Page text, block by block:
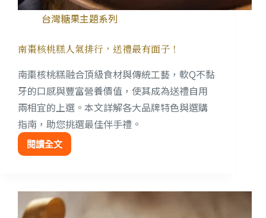
台灣糖果主題系列
南棗核桃糕人氣排行，送禮最有面子！
南棗核桃糕融合頂級食材與傳統工藝，軟Q不黏
牙的口感與豐富營養價值，使其成為送禮自用
兩相宜的上選。本文詳解各大品牌特色與選購
指南，助您挑選最佳伴手禮。
閱讀全文